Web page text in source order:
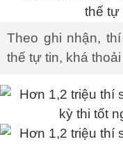
Theo ghi nhận,
thế tự tin, khá thoải